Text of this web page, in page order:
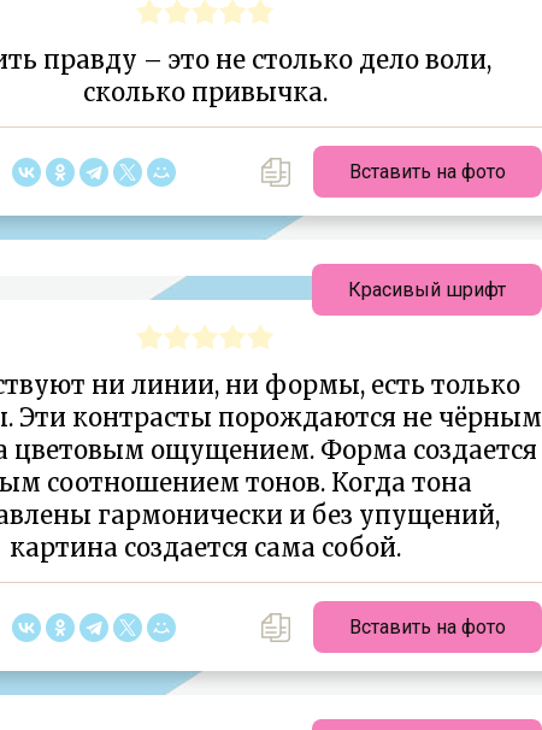
правду – это не столько дело воли,
сколько привычка.
Вставить на фото
ни линии, ни формы, есть только
Эти контрасты порождаются не чёрным
цветовым ощущением. Форма создается
соотношением тонов. Когда тона
гармонически и без упущений,
картина создается сама собой.
Вставить на фото
Красивый шрифт